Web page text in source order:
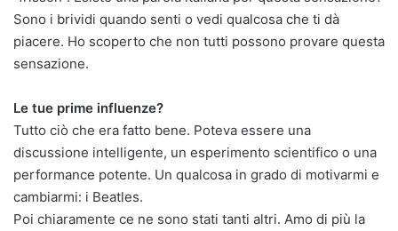
Sono i brividi quando senti o vedi qualcosa che ti dà
piacere. Ho scoperto che non tutti possono provare questa
sensazione.
Le tue prime influenze?
Tutto ciò che era fatto bene. Poteva essere una
discussione intelligente, un esperimento scientifico o una
performance potente. Un qualcosa in grado di motivarmi e
cambiarmi: i Beatles.
Poi chiaramente ce ne sono stati tanti altri. Amo di più la